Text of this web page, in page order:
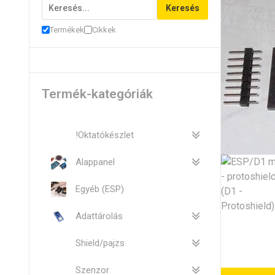
Keresés
Termékek Cikkek
Termék-kategóriák
!Oktatókészlet
Alappanel
Egyéb (ESP)
Adattárolás
Shield/pajzs
Szenzor